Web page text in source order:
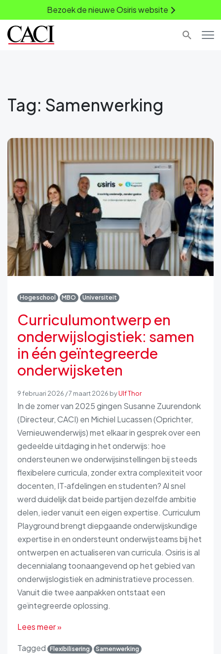
Bezoek de nieuwe Osiris website
Tag: Samenwerking
Hogeschool MBO Universiteit
Curriculumontwerp en
onderwijslogistiek: samen
in één geïntegreerde
onderwijsketen
9 februari 2026 /7 maart 2026 byUlf Thor
In de zomer van 2025 gingen Susanne Zuurendonk
(Directeur, CACI) en Michiel Lucassen (Oprichter,
Vernieuwenderwijs) met elkaar in gesprek over een
gedeelde uitdaging in het onderwijs: hoe
ondersteunen we onderwijsinstellingen bij steeds
flexibelere curricula, zonder extra complexiteit voor
docenten, IT‑afdelingen en studenten? Al snel
werd duidelijk dat beide partijen dezelfde ambitie
delen, ieder vanuit een eigen expertise. Curriculum
Playground brengt diepgaande onderwijskundige
expertise in en ondersteunt onderwijsteams bij het
ontwerpen en actualiseren van curricula. Osiris is al
decennialang toonaangevend op het gebied van
onderwijslogistiek en administratieve processen.
Vanuit die twee aanpakken ontstaat een
geïntegreerde oplossing.
Lees meer »
Tagged Flexibilisering Samenwerking